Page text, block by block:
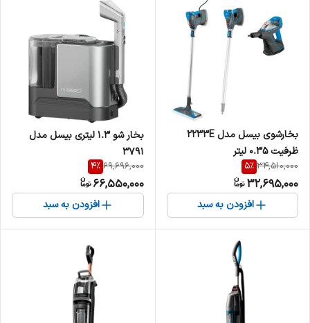
بخارشوی بیسل مدل 2233E
ظرفیت ۰.۳۵ لیتر
34,510,000
5%
32,695,000
افزودن به سبد
بخار شو 1.3 لیتری بیسل مدل
3791
69,696,000
4%
66,550,000
افزودن به سبد